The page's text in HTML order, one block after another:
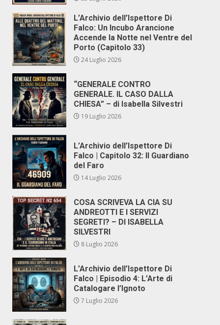
L’Archivio dell’Ispettore Di
Falco: Un Incubo Arancione
Accende la Notte nel Ventre del
Porto (Capitolo 33)
24 Luglio 2026
“GENERALE CONTRO
GENERALE. IL CASO DALLA
CHIESA” – di Isabella Silvestri
19 Luglio 2026
L’Archivio dell’Ispettore Di
Falco | Capitolo 32: Il Guardiano
del Faro
14 Luglio 2026
COSA SCRIVEVA LA CIA SU
ANDREOTTI E I SERVIZI
SEGRETI? – DI ISABELLA
SILVESTRI
8 Luglio 2026
L’Archivio dell’Ispettore Di
Falco | Episodio 4: L’Arte di
Catalogare l’Ignoto
7 Luglio 2026